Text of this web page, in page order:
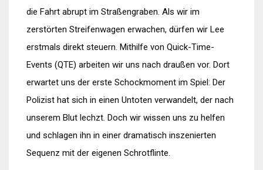
die Fahrt abrupt im Straßengraben. Als wir im
zerstörten Streifenwagen erwachen, dürfen wir Lee
erstmals direkt steuern. Mithilfe von Quick-Time-
Events (QTE) arbeiten wir uns nach draußen vor. Dort
erwartet uns der erste Schockmoment im Spiel: Der
Polizist hat sich in einen Untoten verwandelt, der nach
unserem Blut lechzt. Doch wir wissen uns zu helfen
und schlagen ihn in einer dramatisch inszenierten
Sequenz mit der eigenen Schrotflinte.